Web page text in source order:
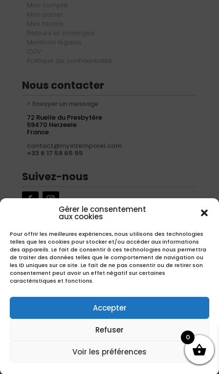
Gérer le consentement
aux cookies
Pour offrir les meilleures expériences, nous utilisons des technologies
telles que les cookies pour stocker et/ou accéder aux informations
des appareils. Le fait de consentir à ces technologies nous permettra
de traiter des données telles que le comportement de navigation ou
les ID uniques sur ce site. Le fait de ne pas consentir ou de retirer son
consentement peut avoir un effet négatif sur certaines
caractéristiques et fonctions.
Accepter
Refuser
Voir les préférences
Mon compte
Mon panier
Mes favoris
Retours et échanges
Mentions légales
CGV
Politique de confidentialité
Nous contacter
> Envoyer un message
72 Ruelle du Presbytère
59470 Herzeele
France
contact@myintemporel.com
+33 6 17 58 65 95
Suivez-nous
Inscrivez-vous à notre newsletter pour recevoir nos offres
exclusives.
S'inscrire
Avec la participation financière de la région Hauts-de-France
0